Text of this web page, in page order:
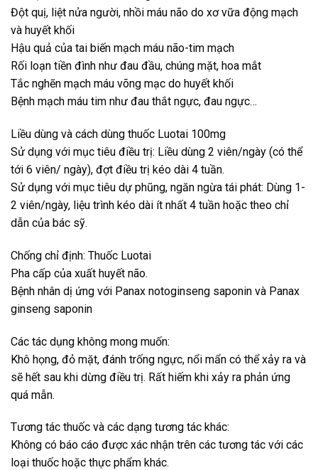
Đột quị, liệt nửa người, nhồi máu não do xơ vữa động mạch
và huyết khối
Hậu quả của tai biến mạch máu não-tim mạch
Rối loạn tiền đình như đau đầu, chúng mặt, hoa mắt
Tắc nghẽn mạch máu võng mạc do huyết khối
Bệnh mạch máu tim như đau thắt ngực, đau ngực…
Liều dùng và cách dùng thuốc Luotai 100mg
Sử dụng với mục tiêu điều trị: Liều dùng 2 viên/ngày (có thể
tới 6 viên/ ngày), đợt điều trị kéo dài 4 tuần.
Sử dụng với mục tiêu dự phũng, ngăn ngừa tái phát: Dùng 1-
2 viên/ngày, liệu trình kéo dài ít nhất 4 tuần hoặc theo chỉ
dẫn của bác sỹ.
Chống chỉ định: Thuốc Luotai
Pha cấp của xuất huyết não.
Bệnh nhân dị ứng với Panax notoginseng saponin và Panax
ginseng saponin
Các tác dụng không mong muốn:
Khô họng, đỏ mặt, đánh trống ngực, nổi mẩn có thể xảy ra và
sẽ hết sau khi dừng điều trị. Rất hiếm khi xảy ra phản ứng
quá mẫn.
Tương tác thuốc và các dạng tương tác khác:
Không có báo cáo được xác nhận trên các tương tác với các
loại thuốc hoặc thực phẩm khác.